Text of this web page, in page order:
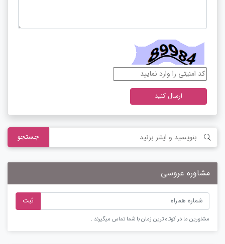
ارسال کنید
جستجو
مشاوره عروسی
ثبت
مشاورین ما در کوتاه ترین زمان با شما تماس میگیرند .